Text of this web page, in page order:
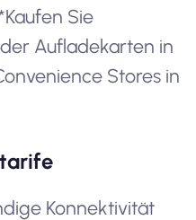
Sie
Aufladekarten in
Stores in
Konnektivität